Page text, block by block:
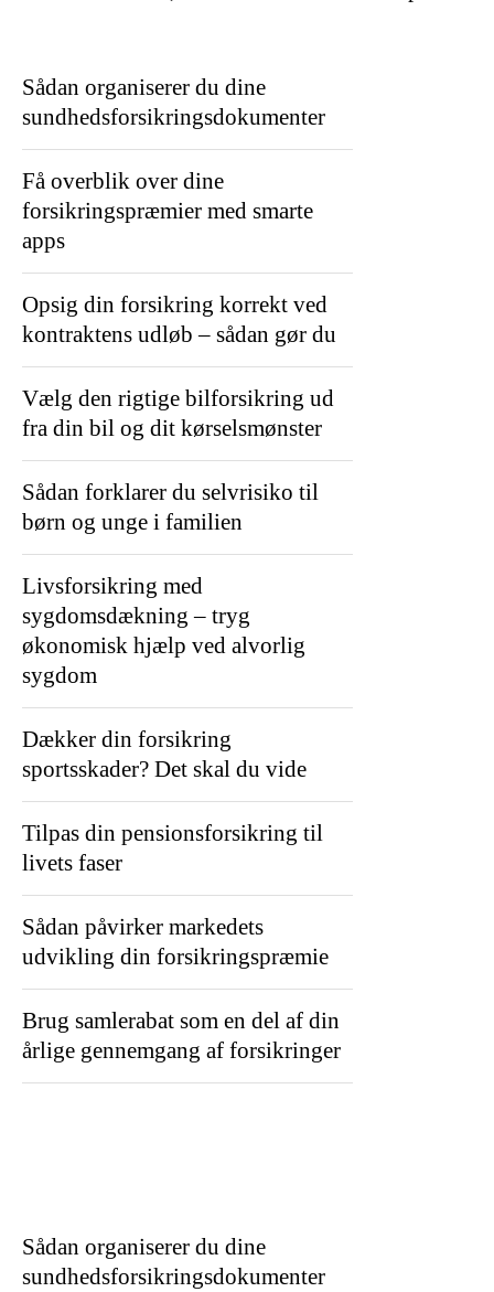
Sådan organiserer du dine
sundhedsforsikringsdokumenter
Få overblik over dine
forsikringspræmier med smarte
apps
Opsig din forsikring korrekt ved
kontraktens udløb – sådan gør du
Vælg den rigtige bilforsikring ud
fra din bil og dit kørselsmønster
Sådan forklarer du selvrisiko til
børn og unge i familien
Livsforsikring med
sygdomsdækning – tryg
økonomisk hjælp ved alvorlig
sygdom
Dækker din forsikring
sportsskader? Det skal du vide
Tilpas din pensionsforsikring til
livets faser
Sådan påvirker markedets
udvikling din forsikringspræmie
Brug samlerabat som en del af din
årlige gennemgang af forsikringer
Sådan organiserer du dine
sundhedsforsikringsdokumenter